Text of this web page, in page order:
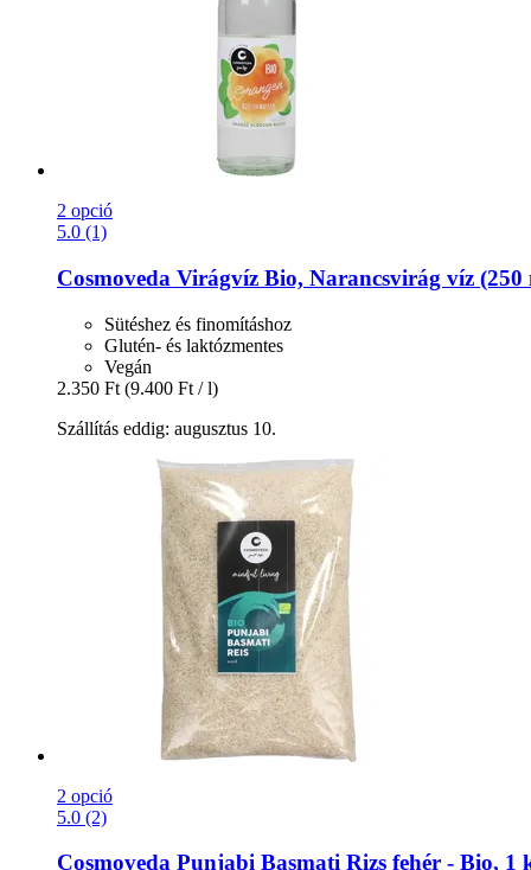
2 opció
5.0 (1)
Cosmoveda Virágvíz Bio, Narancsvirág víz (250
Sütéshez és finomításhoz
Glutén- és laktózmentes
Vegán
2.350 Ft (9.400 Ft / l)
Szállítás eddig: augusztus 10.
2 opció
5.0 (2)
Cosmoveda Punjabi Basmati Rizs fehér -​ Bio, 1